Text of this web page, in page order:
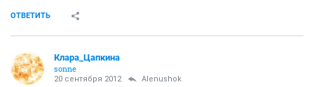
ОТВЕТИТЬ
Клара_Цапкина
sonne
20 сентября 2012 Alenushok